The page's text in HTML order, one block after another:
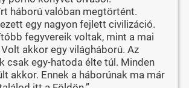
háború valóban megtörtént.
egy nagyon fejlett civilizáció.
fegyvereik voltak, mint a mai
akkor egy világháború. Az
csak egy-hatoda élte túl. Minden
akkor. Ennek a háborúnak ma már